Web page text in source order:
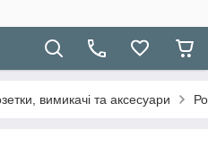
вимикачі та аксесуари